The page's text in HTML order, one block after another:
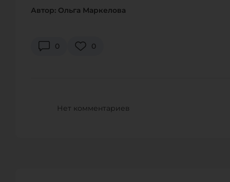
Автор: Ольга Маркелова
0 0
Нет комментариев